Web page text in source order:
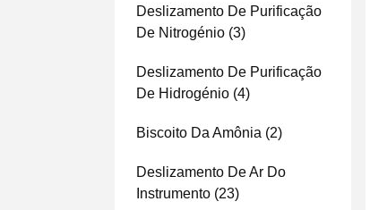
Deslizamento De Purificação
De Nitrogénio (3)
Deslizamento De Purificação
De Hidrogénio (4)
Biscoito Da Amônia (2)
Deslizamento De Ar Do
Instrumento (23)